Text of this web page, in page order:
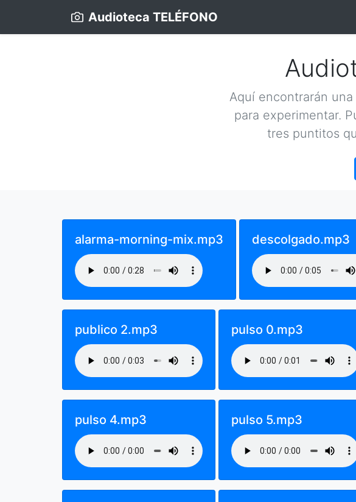
Audioteca TELÉFONO
Aquí encontrarán
para experimentar.
tres puntitos
alarma-morning-mix.mp3 descolgado.mp3
publico 2.mp3 pulso 0.mp3
pulso 4.mp3 pulso 5.mp3